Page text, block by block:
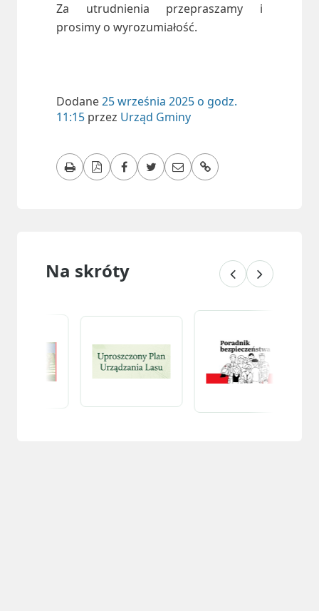
Za utrudnienia przepraszamy i
prosimy o wyrozumiałość.
Dodane25 września 2025 o godz.
11:15 przez Urząd Gminy
Na skróty